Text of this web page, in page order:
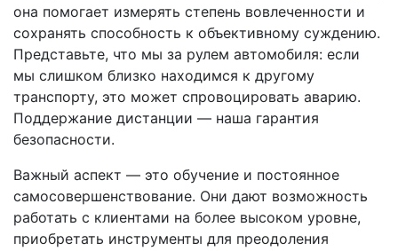
она помогает измерять степень вовлеченности и
сохранять способность к объективному суждению.
Представьте, что мы за рулем автомобиля: если
мы слишком близко находимся к другому
транспорту, это может спровоцировать аварию.
Поддержание дистанции — наша гарантия
безопасности.
Важный аспект — это обучение и постоянное
самосовершенствование. Они дают возможность
работать с клиентами на более высоком уровне,
приобретать инструменты для преодоления